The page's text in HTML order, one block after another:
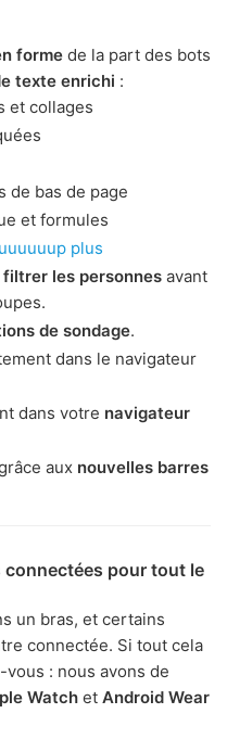
forme de la part des bots
texte enrichi :
et collages
de bas de page
et formules
plus
filtrer les personnes avant
de sondage.
dans le navigateur
dans votre navigateur
aux nouvelles barres
pour tout le
un bras, et certains
connectée. Si tout cela
: nous avons de
Watch et Android Wear